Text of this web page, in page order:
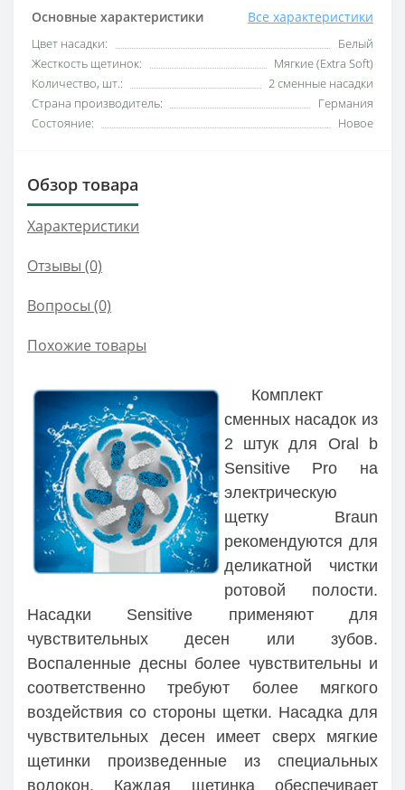
Основные характеристики Все характеристики
Цвет насадки:
Белый
Жесткость щетинок:
Мягкие (Extra Soft)
Количество, шт.:
2 сменные насадки
Страна производитель:
Германия
Состояние:
Новое
Обзор товара
Характеристики
Отзывы (0)
Вопросы (0)
Похожие товары
Комплект
сменных насадок из
2 штук для Oral b
Sensitive Pro на
электрическую
щетку Braun
рекомендуются для
деликатной чистки
ротовой полости.
Насадки Sensitive применяют для
чувствительных десен или зубов.
Воспаленные десны более чувствительны и
соответственно требуют более мягкого
воздействия со стороны щетки. Насадка для
чувствительных десен имеет сверх мягкие
щетинки произведенные из специальных
волокон. Каждая щетинка обеспечивает